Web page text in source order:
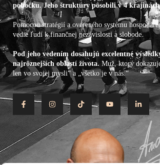
pobočku. Jeho štruktúry pôsobili v 4
Pomocou stratégií a overeného systému
vedie ľudí k finančnej nezávislosti a slobode.
Pod jeho vedením dosahujú excelentné
najrôznejších oblastí života. Muž, ktorý
len vo svojej mysli“ a „všetko je v nás.“